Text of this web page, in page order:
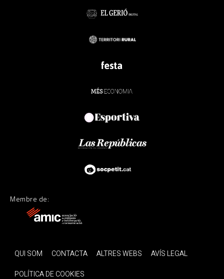
Membre de:
QUI SOM CONTACTA ALTRES WEBS
AVÍS LEGAL
POLÍTICA DE COOKIES